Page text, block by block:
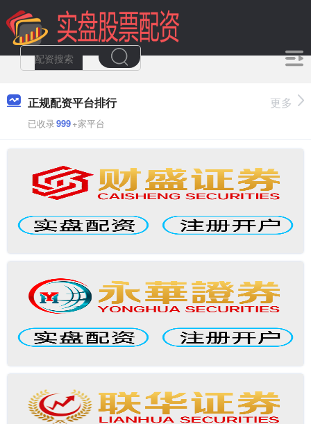
正规配资平台排行
已收录999+家平台
更多